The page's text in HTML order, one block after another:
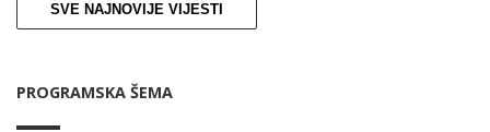
SVE NAJNOVIJE VIJESTI
PROGRAMSKA ŠEMA